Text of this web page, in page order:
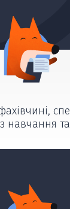
навчання